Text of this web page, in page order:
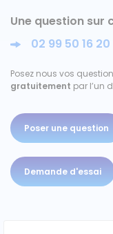
Iveco
Nissan
Peugeot
Renault
Une question sur
02 99 50 16 20
Posez nous vos
gratuitement par l’un
Poser une question
Demande d'essai